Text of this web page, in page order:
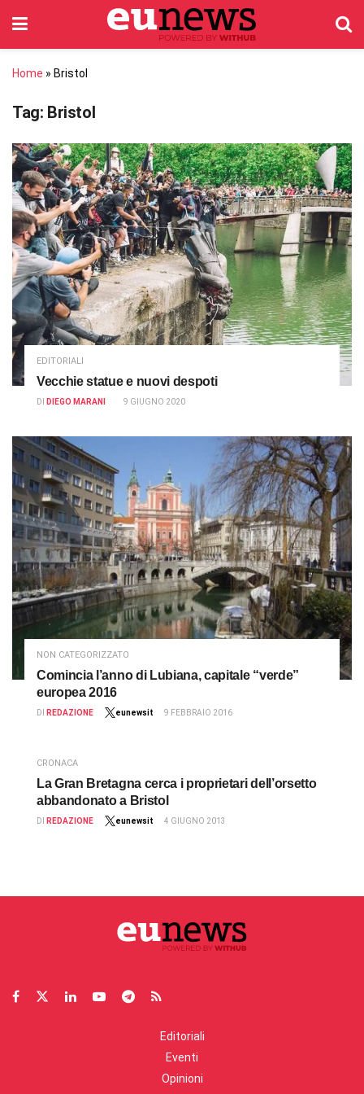
Home » Bristol
Tag: Bristol
EDITORIALI
Vecchie statue e nuovi despoti
DI DIEGO MARANI 9 GIUGNO 2020
NON CATEGORIZZATO
Comincia l’anno di Lubiana, capitale “verde”
europea 2016
DI REDAZIONE eunewsit 9 FEBBRAIO 2016
CRONACA
La Gran Bretagna cerca i proprietari dell’orsetto
abbandonato a Bristol
DI REDAZIONE eunewsit 4 GIUGNO 2013
Editoriali
Eventi
Opinioni